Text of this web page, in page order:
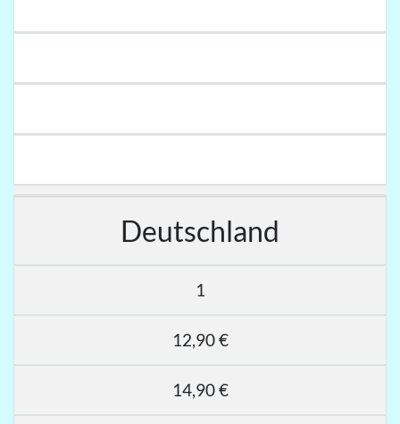
Deutschland
1
12,90 €
14,90 €